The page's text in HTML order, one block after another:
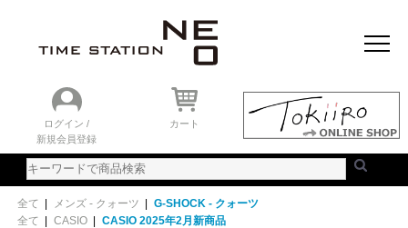
ログイン /
新規会員登録
カート
全て | メンズ - クォーツ | G-SHOCK - クォーツ
全て | CASIO | CASIO 2025年2月新商品
おすすめアイテム
ニュース＆トピック
時計を探す
ランキング
ご利用ガイド